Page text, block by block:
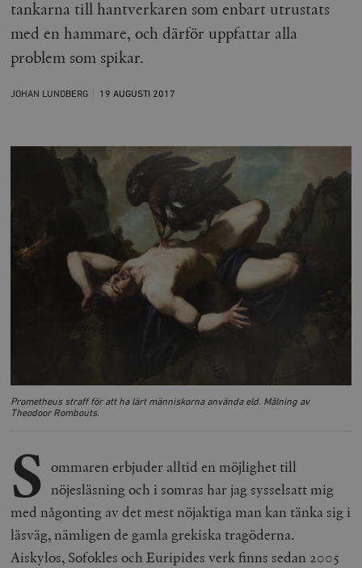
tankarna till hantverkaren som enbart utrustats
med en hammare, och därför uppfattar alla
problem som spikar.
JOHAN LUNDBERG 19 AUGUSTI 2017
Prometheus straff för att ha lärt människorna använda eld. Målning av
Theodoor Rombouts.
S ommaren erbjuder alltid en möjlighet till
nöjesläsning och i somras har jag sysselsatt mig
med någonting av det mest nöjaktiga man kan tänka sig i
läsväg, nämligen de gamla grekiska tragöderna.
Aiskylos, Sofokles och Euripides verk finns sedan 2005